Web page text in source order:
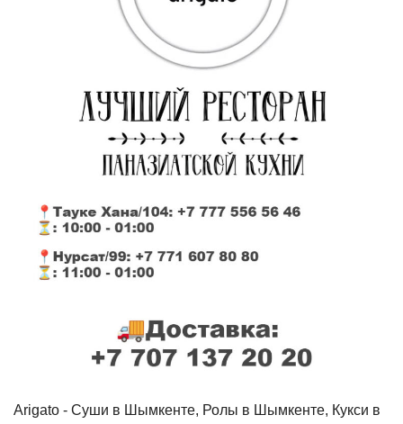
Arigato - Cуши в Шымкенте, Ролы в Шымкенте, Кукси в